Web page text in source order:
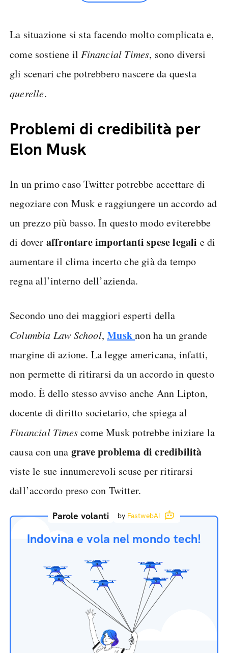
La situazione si sta facendo molto complicata e,
come sostiene ilFinancial Times, sono diversi
gli scenari che potrebbero nascere da questa
querelle.
Problemi di credibilità per
Elon Musk
In un primo caso Twitter potrebbe accettare di
negoziare con Musk e raggiungere un accordo ad
un prezzo più basso. In questo modo eviterebbe
di dover affrontare importanti spese legali e di
aumentare il clima incerto che già da tempo
regna all’interno dell’azienda.
Secondo uno dei maggiori esperti della
Columbia Law School,Musknon ha un grande
margine di azione. La legge americana, infatti,
non permette di ritirarsi da un accordo in questo
modo. È dello stesso avviso anche Ann Lipton,
docente di diritto societario, che spiega al
Financial Timescome Musk potrebbe iniziare la
causa con una grave problema di credibilità
viste le sue innumerevoli scuse per ritirarsi
dall’accordo preso con Twitter.
Parole volanti by FastwebAI
Indovina e vola nel mondo tech!